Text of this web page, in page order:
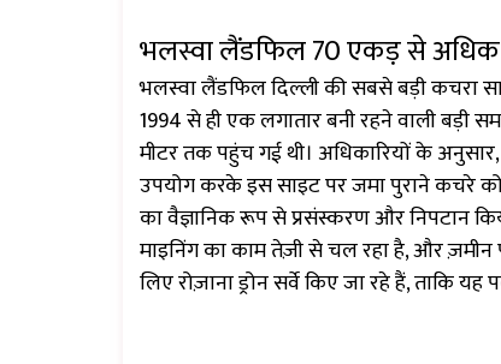
भलस्वा लैंडफिल 70 एकड़ से अधिक
भलस्वा लैंडफिल दिल्ली की सबसे बड़ी कचरा
1994 से ही एक लगातार बनी रहने वाली
मीटर तक पहुंच गई थी। अधिकारियों के
उपयोग करके इस साइट पर जमा पुराने कचरे
का वैज्ञानिक रूप से प्रसंस्करण और निपटान
माइनिंग का काम तेज़ी से चल रहा है, और
लिए रोज़ाना ड्रोन सर्वे किए जा रहे हैं, ताकि